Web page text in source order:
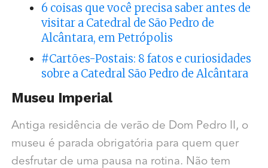
6 coisas que você precisa saber antes de
visitar a Catedral de São Pedro de
Alcântara, em Petrópolis
#Cartões-Postais: 8 fatos e curiosidades
sobre a Catedral São Pedro de Alcântara
Museu Imperial
Antiga residência de verão de Dom Pedro II, o
museu é parada obrigatória para quem quer
desfrutar de uma pausa na rotina. Não tem